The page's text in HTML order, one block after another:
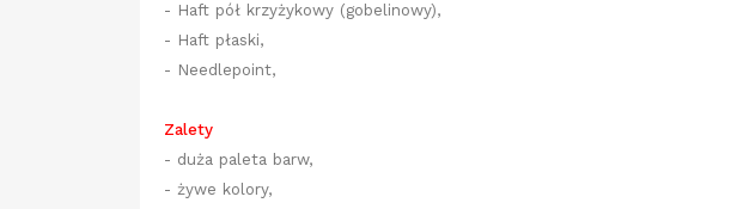
- Haft pół krzyżykowy (gobelinowy),
- Haft płaski,
- Needlepoint,
Zalety
- duża paleta barw,
- żywe kolory,